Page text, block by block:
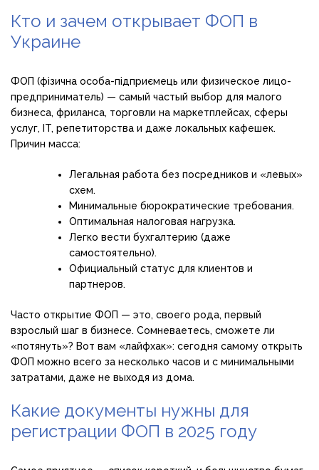
Кто и зачем открывает ФОП в
Украине
ФОП (фізична особа-підприємець или физическое лицо-
предприниматель) — самый частый выбор для малого
бизнеса, фриланса, торговли на маркетплейсах, сферы
услуг, IT, репетиторства и даже локальных кафешек.
Причин масса:
Легальная работа без посредников и «левых»
схем.
Минимальные бюрократические требования.
Оптимальная налоговая нагрузка.
Легко вести бухгалтерию (даже
самостоятельно).
Официальный статус для клиентов и
партнеров.
Часто открытие ФОП — это, своего рода, первый
взрослый шаг в бизнесе. Сомневаетесь, сможете ли
«потянуть»? Вот вам «лайфхак»: сегодня самому открыть
ФОП можно всего за несколько часов и с минимальными
затратами, даже не выходя из дома.
Какие документы нужны для
регистрации ФОП в 2025 году